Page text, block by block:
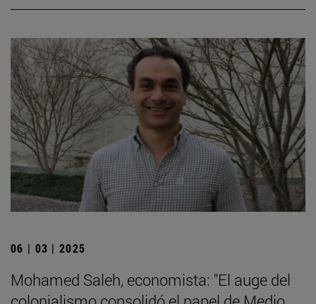
06 | 03 | 2025
Mohamed Saleh, economista: "El auge del